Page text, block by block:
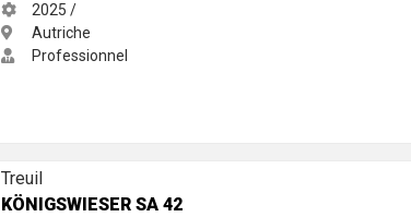
2025 /
Autriche
Professionnel
Treuil
KÖNIGSWIESER SA 42